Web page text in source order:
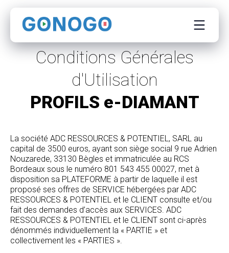
Conditions Générales
d'Utilisation
PROFILS e-DIAMANT
La société ADC RESSOURCES & POTENTIEL, SARL au
capital de 3500 euros, ayant son siège social 9 rue Adrien
Nouzarede, 33130 Bègles et immatriculée au RCS
Bordeaux sous le numéro 801 543 455 00027, met à
disposition sa PLATEFORME à partir de laquelle il est
proposé ses offres de SERVICE hébergées par ADC
RESSOURCES & POTENTIEL et le CLIENT consulte et/ou
fait des demandes d’accès aux SERVICES. ADC
RESSOURCES & POTENTIEL et le CLIENT sont ci-après
dénommés individuellement la « PARTIE » et
collectivement les « PARTIES ».